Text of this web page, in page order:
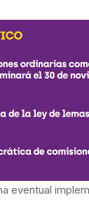
eventual